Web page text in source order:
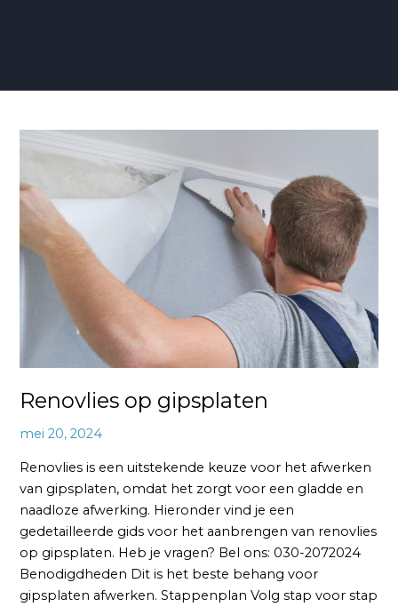
Renovlies op gipsplaten
mei 20, 2024
Renovlies is een uitstekende keuze voor het afwerken
van gipsplaten, omdat het zorgt voor een gladde en
naadloze afwerking. Hieronder vind je een
gedetailleerde gids voor het aanbrengen van renovlies
op gipsplaten. Heb je vragen? Bel ons: 030-2072024
Benodigdheden Dit is het beste behang voor
gipsplaten afwerken. Stappenplan Volg stap voor stap
Renovlies
gipsplaten